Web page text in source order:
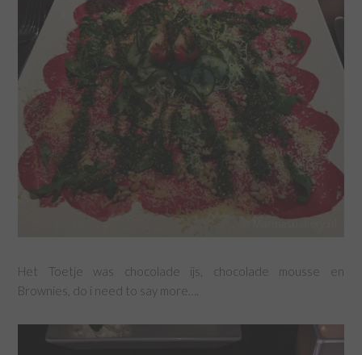
Het Toetje was chocolade ijs, chocolade mousse en
Brownies, do i need to say more….